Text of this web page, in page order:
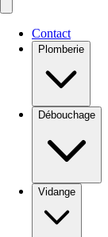
Contact
Plomberie
Débouchage
Vidange